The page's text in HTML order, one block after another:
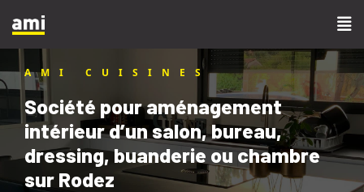
AMI CUISINES
Société pour aménagement
intérieur d’un salon, bureau,
dressing, buanderie ou chambre
sur Rodez